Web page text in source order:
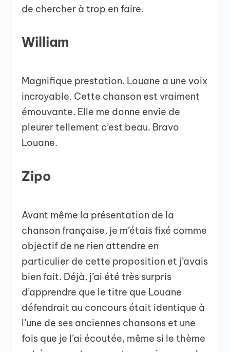
de chercher à trop en faire.
William
Magnifique prestation. Louane a une voix
incroyable. Cette chanson est vraiment
émouvante. Elle me donne envie de
pleurer tellement c’est beau. Bravo
Louane.
Zipo
Avant même la présentation de la
chanson française, je m’étais fixé comme
objectif de ne rien attendre en
particulier de cette proposition et j’avais
bien fait. Déjà, j’ai été très surpris
d’apprendre que le titre que Louane
défendrait au concours était identique à
l’une de ses anciennes chansons et une
fois que je l’ai écoutée, même si le thème